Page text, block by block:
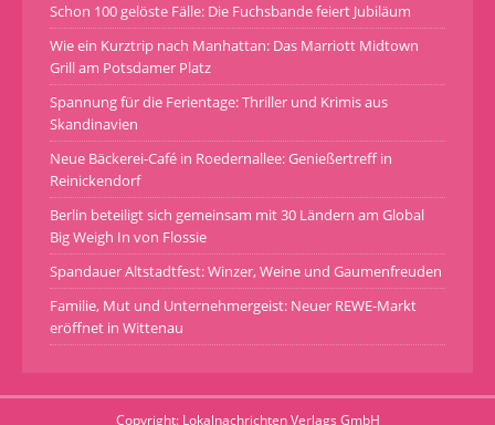
Schon 100 gelöste Fälle: Die Fuchsbande feiert Jubiläum
Wie ein Kurztrip nach Manhattan: Das Marriott Midtown
Grill am Potsdamer Platz
Spannung für die Ferientage: Thriller und Krimis aus
Skandinavien
Neue Bäckerei-Café in Roedernallee: Genießertreff in
Reinickendorf
Berlin beteiligt sich gemeinsam mit 30 Ländern am Global
Big Weigh In von Flossie
Spandauer Altstadtfest: Winzer, Weine und Gaumenfreuden
Familie, Mut und Unternehmergeist: Neuer REWE-Markt
eröffnet in Wittenau
Copyright: Lokalnachrichten Verlags GmbH